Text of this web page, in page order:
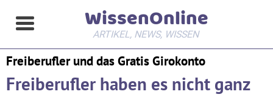
WissenOnline
ARTIKEL, NEWS, WISSEN
Freiberufler und das Gratis Girokonto
Freiberufler haben es nicht ganz